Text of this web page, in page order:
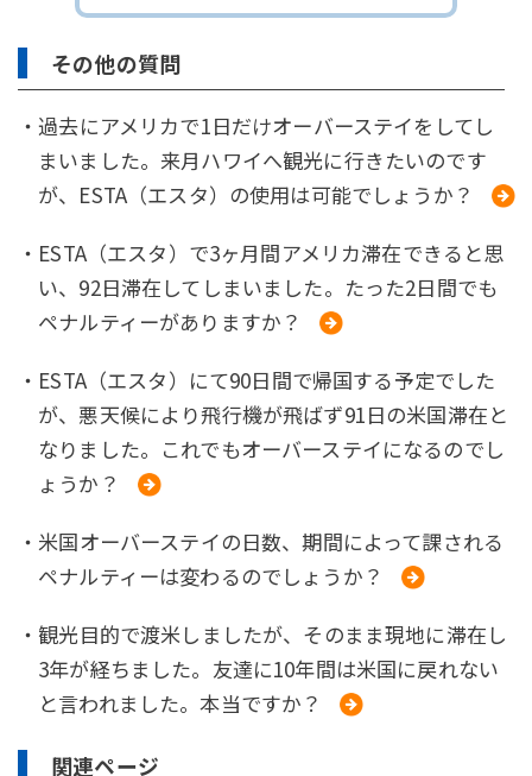
その他の質問
・過去にアメリカで1日だけオーバーステイをしてし
まいました。来月ハワイへ観光に行きたいのです
が、ESTA（エスタ）の使用は可能でしょうか？
・ESTA（エスタ）で3ヶ月間アメリカ滞在できると思
い、92日滞在してしまいました。たった2日間でも
ペナルティーがありますか？
・ESTA（エスタ）にて90日間で帰国する予定でした
が、悪天候により飛行機が飛ばず91日の米国滞在と
なりました。これでもオーバーステイになるのでし
ょうか？
・米国オーバーステイの日数、期間によって課される
ペナルティーは変わるのでしょうか？
・観光目的で渡米しましたが、そのまま現地に滞在し
3年が経ちました。友達に10年間は米国に戻れない
と言われました。本当ですか？
関連ページ